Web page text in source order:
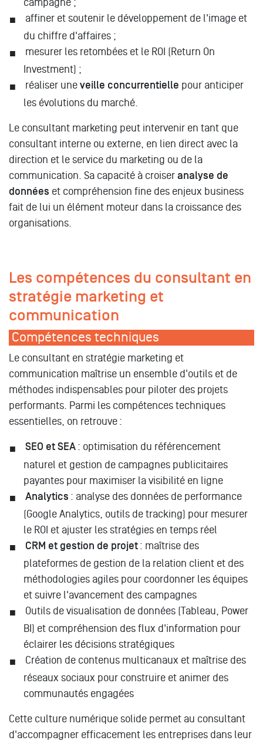
affiner et soutenir le développement de l'image et
du chiffre d'affaires ;
mesurer les retombées et le ROI (Return On
Investment) ;
réaliser une veille concurrentielle pour anticiper
les évolutions du marché.
Le consultant marketing peut intervenir en tant que
consultant interne ou externe, en lien direct avec la
direction et le service du marketing ou de la
communication. Sa capacité à croiser analyse de
données et compréhension fine des enjeux business
fait de lui un élément moteur dans la croissance des
organisations.
Les compétences du consultant en
stratégie marketing et
communication
Compétences techniques
Le consultant en stratégie marketing et
communication maîtrise un ensemble d'outils et de
méthodes indispensables pour piloter des projets
performants. Parmi les compétences techniques
essentielles, on retrouve :
SEO et SEA : optimisation du référencement
naturel et gestion de campagnes publicitaires
payantes pour maximiser la visibilité en ligne
Analytics : analyse des données de performance
(Google Analytics, outils de tracking) pour mesurer
le ROI et ajuster les stratégies en temps réel
CRM et gestion de projet : maîtrise des
plateformes de gestion de la relation client et des
méthodologies agiles pour coordonner les équipes
et suivre l'avancement des campagnes
Outils de visualisation de données (Tableau, Power
BI) et compréhension des flux d'information pour
éclairer les décisions stratégiques
Création de contenus multicanaux et maîtrise des
réseaux sociaux pour construire et animer des
communautés engagées
Cette culture numérique solide permet au consultant
d'accompagner efficacement les entreprises dans leur